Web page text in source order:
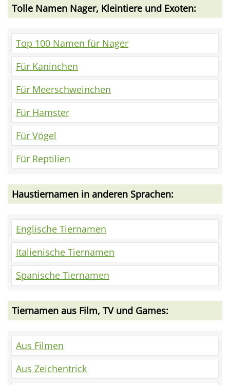
Tolle Namen Nager, Kleintiere und Exoten:
Top 100 Namen für Nager
Für Kaninchen
Für Meerschweinchen
Für Hamster
Für Vögel
Für Reptilien
Haustiernamen in anderen Sprachen:
Englische Tiernamen
Italienische Tiernamen
Spanische Tiernamen
Tiernamen aus Film, TV und Games:
Aus Filmen
Aus Zeichentrick